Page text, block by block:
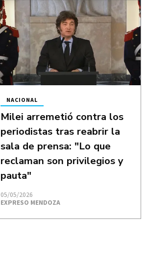
Milei arremetió contra los
periodistas tras reabrir la
sala de prensa: "Lo que
reclaman son privilegios y
pauta"
EXPRESO MENDOZA
NACIONAL
05/05/2026